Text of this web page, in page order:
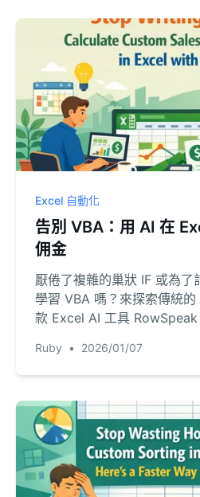
Excel 自動化
告別 VBA：用 AI 在
佣金
厭倦了複雜的巢狀 IF 或為了
學習 VBA 嗎？來探索傳統
款 Excel AI 工具 RowSpeak
Ruby • 2026/01/07